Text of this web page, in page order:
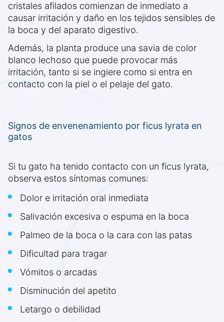
cristales afilados comienzan de inmediato a
causar irritación y daño en los tejidos sensibles de
la boca y del aparato digestivo.
Además, la planta produce una savia de color
blanco lechoso que puede provocar más
irritación, tanto si se ingiere como si entra en
contacto con la piel o el pelaje del gato.
Signos de envenenamiento por ficus lyrata en
gatos
Si tu gato ha tenido contacto con un ficus lyrata,
observa estos síntomas comunes:
Dolor e irritación oral inmediata
Salivación excesiva o espuma en la boca
Palmeo de la boca o la cara con las patas
Dificultad para tragar
Vómitos o arcadas
Disminución del apetito
Letargo o debilidad